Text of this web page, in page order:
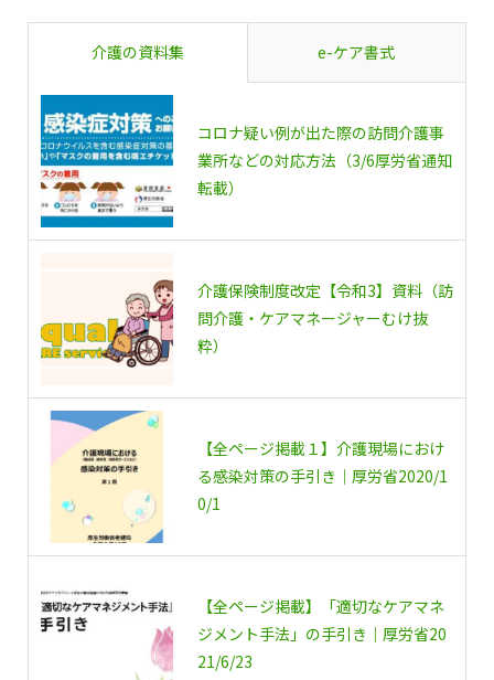
介護の資料集 e-ケア書式
コロナ疑い例が出た際の訪問介護事
業所などの対応方法（3/6厚労省通知
転載）
介護保険制度改定【令和3】資料（訪
問介護・ケアマネージャーむけ抜
粋）
【全ページ掲載１】介護現場におけ
る感染対策の手引き｜厚労省2020/1
0/1
【全ページ掲載】「適切なケアマネ
ジメント手法」の手引き｜厚労省20
21/6/23